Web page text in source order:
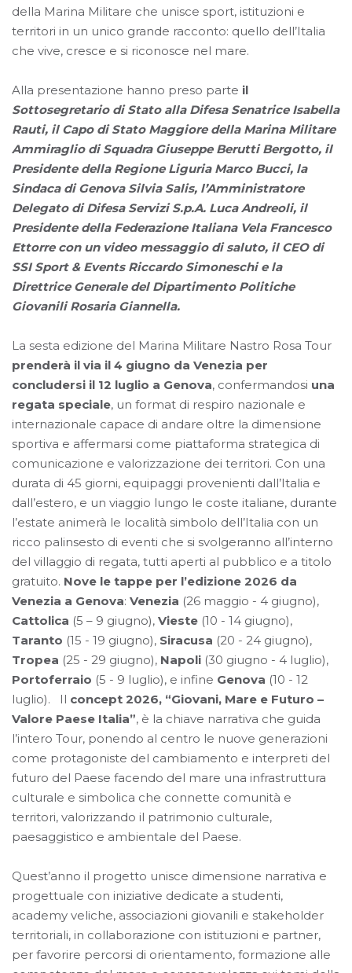
della Marina Militare che unisce sport, istituzioni e
territori in un unico grande racconto: quello dell’Italia
che vive, cresce e si riconosce nel mare.
Alla presentazione hanno preso parte il
Sottosegretario di Stato alla Difesa Senatrice Isabella
Rauti, il Capo di Stato Maggiore della Marina Militare
Ammiraglio di Squadra Giuseppe Berutti Bergotto, il
Presidente della Regione Liguria Marco Bucci, la
Sindaca di Genova Silvia Salis, l’Amministratore
Delegato di Difesa Servizi S.p.A. Luca Andreoli, il
Presidente della Federazione Italiana Vela Francesco
Ettorre con un video messaggio di saluto, il CEO di
SSI Sport & Events Riccardo Simoneschi e la
Direttrice Generale del Dipartimento Politiche
Giovanili Rosaria Giannella.
La sesta edizione del Marina Militare Nastro Rosa Tour
prenderà il via il 4 giugno da Venezia per
concludersi il 12 luglio a Genova, confermandosi una
regata speciale, un format di respiro nazionale e
internazionale capace di andare oltre la dimensione
sportiva e affermarsi come piattaforma strategica di
comunicazione e valorizzazione dei territori. Con una
durata di 45 giorni, equipaggi provenienti dall’Italia e
dall’estero, e un viaggio lungo le coste italiane, durante
l’estate animerà le località simbolo dell’Italia con un
ricco palinsesto di eventi che si svolgeranno all’interno
del villaggio di regata, tutti aperti al pubblico e a titolo
gratuito. Nove le tappe per l’edizione 2026 da
Venezia a Genova: Venezia (26 maggio - 4 giugno),
Cattolica (5 – 9 giugno), Vieste (10 - 14 giugno),
Taranto (15 - 19 giugno), Siracusa (20 - 24 giugno),
Tropea (25 - 29 giugno), Napoli (30 giugno - 4 luglio),
Portoferraio (5 - 9 luglio), e infine Genova (10 - 12
luglio). Il concept 2026, “Giovani, Mare e Futuro –
Valore Paese Italia”, è la chiave narrativa che guida
l’intero Tour, ponendo al centro le nuove generazioni
come protagoniste del cambiamento e interpreti del
futuro del Paese facendo del mare una infrastruttura
culturale e simbolica che connette comunità e
territori, valorizzando il patrimonio culturale,
paesaggistico e ambientale del Paese.
Quest’anno il progetto unisce dimensione narrativa e
progettuale con iniziative dedicate a studenti,
academy veliche, associazioni giovanili e stakeholder
territoriali, in collaborazione con istituzioni e partner,
per favorire percorsi di orientamento, formazione alle